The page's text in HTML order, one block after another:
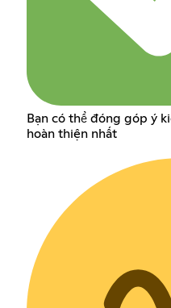
Bạn có thể đóng góp ý
hoàn thiện nhất